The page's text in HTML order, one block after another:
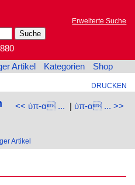
Erweiterte Suche
Artikel Kategorien Shop
DRUCKEN
<< ὑπ-α ... | ὑπ-α ... >>
Artikel